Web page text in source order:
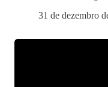
31 de dezembro